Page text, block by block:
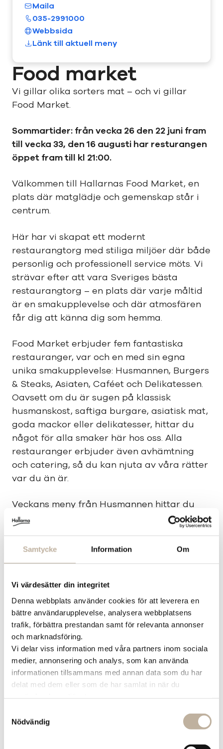
Samtycke Information Om
Vi värdesätter din integritet
Denna webbplats använder cookies för att leverera en
bättre användarupplevelse, analysera webbplatsens
trafik, förbättra prestandan samt för relevanta annonser
och marknadsföring.
Vi delar viss information med våra partners inom sociala
medier, annonsering och analys, som kan använda
informationen tillsammans med annan data som du har
delat med dem eller som de har samlat in när du
Nödvändig
Food market
Vi gillar olika sorters mat – och vi gillar
Food Market.
Sommartider: från vecka 26 den 22 juni fram
till vecka 33, den 16 augusti har resturangen
öppet fram till kl 21:00.
Välkommen till Hallarnas Food Market, en
plats där matglädje och gemenskap står i
centrum.
Här har vi skapat ett modernt
restaurangtorg med stiliga miljöer där både
personlig och professionell service möts. Vi
strävar efter att vara Sveriges bästa
restaurangtorg – en plats där varje måltid
är en smakupplevelse och där atmosfären
får dig att känna dig som hemma.
Food Market erbjuder fem fantastiska
restauranger, var och en med sin egna
unika smakupplevelse: Husmannen, Burgers
& Steaks, Asiaten, Caféet och Delikatessen.
Oavsett om du är sugen på klassisk
husmanskost, saftiga burgare, asiatisk mat,
goda mackor eller delikatesser, hittar du
något för alla smaker här hos oss. Alla
restauranger erbjuder även avhämtning
och catering, så du kan njuta av våra rätter
var du än är.
Veckans meny från Husmannen hittar du
antingen på vår Facebooksida eller direkt
under Husmannen på vår hemsida – alltid
något nytt och spännande att prova!
har öppnat här på Food Market! Kom förbi
och boka din plats för en oförglömlig
spelupplevelse.
Observera att köket stänger 30 minuter
innan stängningsdags.
Maila
035-2991000
Webbsida
Länk till aktuell meny